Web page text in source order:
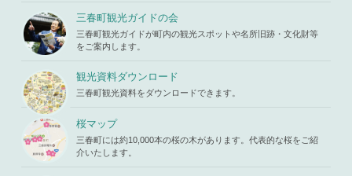
三春町観光ガイドの会
三春町観光ガイドが町内の観光スポットや名所旧跡・文化財等
をご案内します。
観光資料ダウンロード
三春町観光資料をダウンロードできます。
桜マップ
三春町には約10,000本の桜の木があります。代表的な桜をご紹
介いたします。